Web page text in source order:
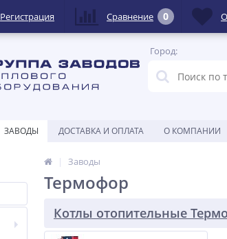
Город:
ЗАВОДЫ ДОСТАВКА И ОПЛАТА О КОМПАНИИ
Заводы
Термофор
Котлы отопительные
Регистрация Сравнение 0